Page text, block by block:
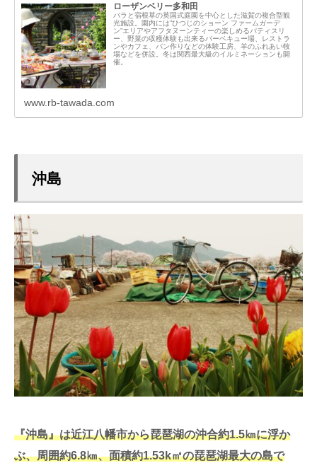
ローザンベリー多和田
バラと宿根草の英国式庭園を中心とした滋賀の複合型観
光施設。園内には”ひつじのショーン ファームガーデ
ン”エリアやアフタヌーンティーの楽しめるパティスリ
ー、野菜の収穫体験も出来るバーベキュー場、レストラ
ンやカフェ、パン作りなどの体験工房、羊のふれあい牧
場などを併設。冬は関西最大級のイルミネーションも開
催。
www.rb-tawada.com
沖島
『沖島』は近江八幡市から琵琶湖の沖合約1.5㎞に浮か
ぶ、周囲約6.8㎞、面積約1.53k㎡の琵琶湖最大の島で